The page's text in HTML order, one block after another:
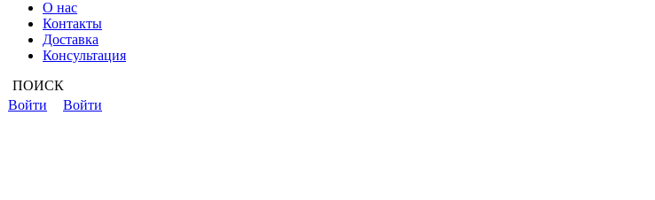
О нас
Контакты
Доставка
Консультация
ПОИСК
Войти
Войти